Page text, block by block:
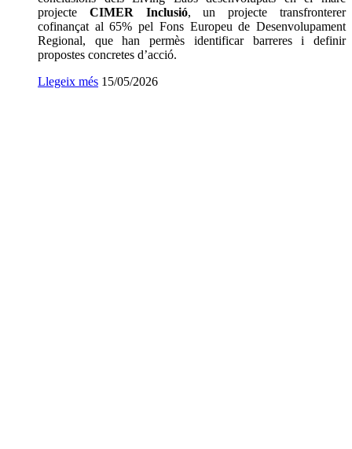
projecte CIMER Inclusió, un projecte transfronterer
cofinançat al 65% pel Fons Europeu de Desenvolupament
Regional, que han permès identificar barreres i definir
propostes concretes d’acció.
Llegeix més Data
15/05/2026